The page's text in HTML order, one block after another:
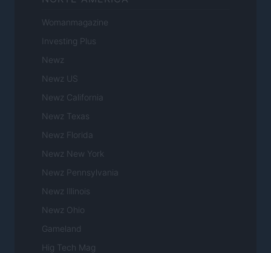
Womanmagazine
Investing Plus
Newz
Newz US
Newz California
Newz Texas
Newz Florida
Newz New York
Newz Pennsylvania
Newz Illinois
Newz Ohio
Gameland
Hig Tech Mag